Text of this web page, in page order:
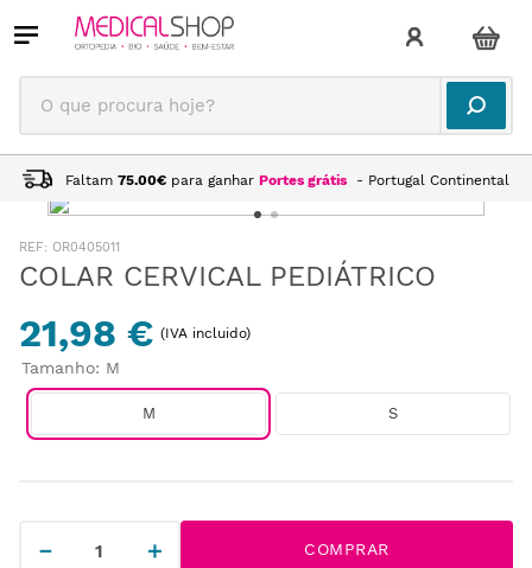
O que procura hoje?
Faltam 75.00€ para ganhar Portes grátis - Portugal Continental
: OR0405011
COLAR CERVICAL PEDIÁTRICO
21,98 € (IVA incluido)
Tamanho: M
M S
＋
－ COMPRAR